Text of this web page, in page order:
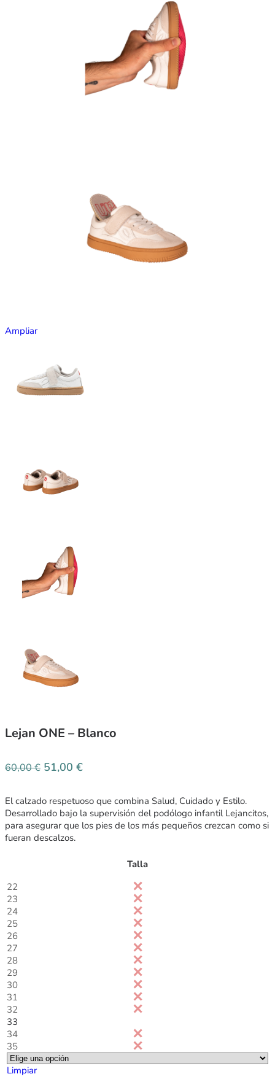
Ampliar
Lejan ONE – Blanco
60,00€ 51,00 €
El calzado respetuoso que combina Salud, Cuidado y Estilo.
Desarrollado bajo la supervisión del podólogo infantil Lejancitos,
para asegurar que los pies de los más pequeños crezcan como si
fueran descalzos.
Talla
22
23
24
25
26
27
28
29
30
31
32
33
34
35
Limpiar